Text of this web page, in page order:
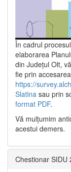
În cadrul
elaborarea
din Județul Olt,
fie prin
https://
Slatina sau prin
format PDF.
Vă mulţumim
acestui demers.
Chestionar SIDU